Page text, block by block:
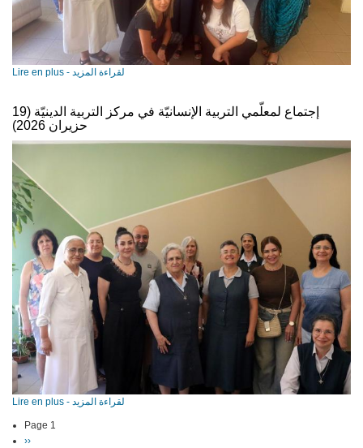
Lire en plus - لقراءة المزيد
إجتماع لمعلّمي التربية الإنسانيّة في مركز التربية الدينيّة (19
حزيران 2026)
Lire en plus - لقراءة المزيد
Pagination
Page 1
Next
››